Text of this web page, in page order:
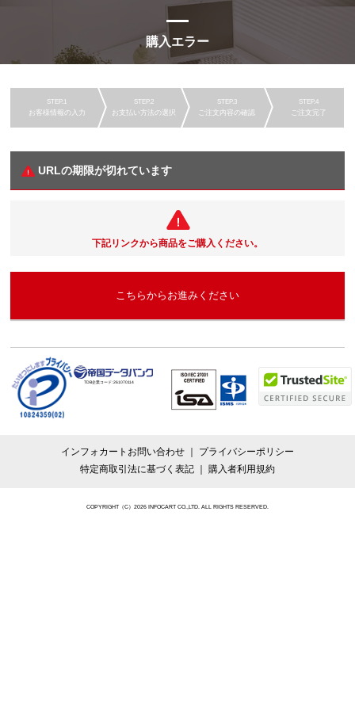
購入エラー
お客様情報の入力 お支払い方法の選択 ご注文内容の確認 ご注文完了
URLの期限が切れています
下記リンクから商品をご購入ください。
こちらからお進みください
TDB企業コード:261070114
インフォカートお問い合わせ
プライバシーポリシー
特定商取引法に基づく表記
購入者利用規約
COPYRIGHT（C）2026 INFOCART CO.,LTD. ALL RIGHTS RESERVED.